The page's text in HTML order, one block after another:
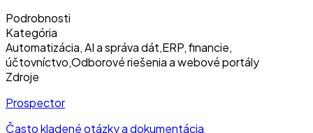
Podrobnosti
Kategória
Automatizácia, AI a správa dát,ERP, financie,
účtovníctvo,Odborové riešenia a webové portály
Zdroje
Prospector
Často kladené otázky a dokumentácia